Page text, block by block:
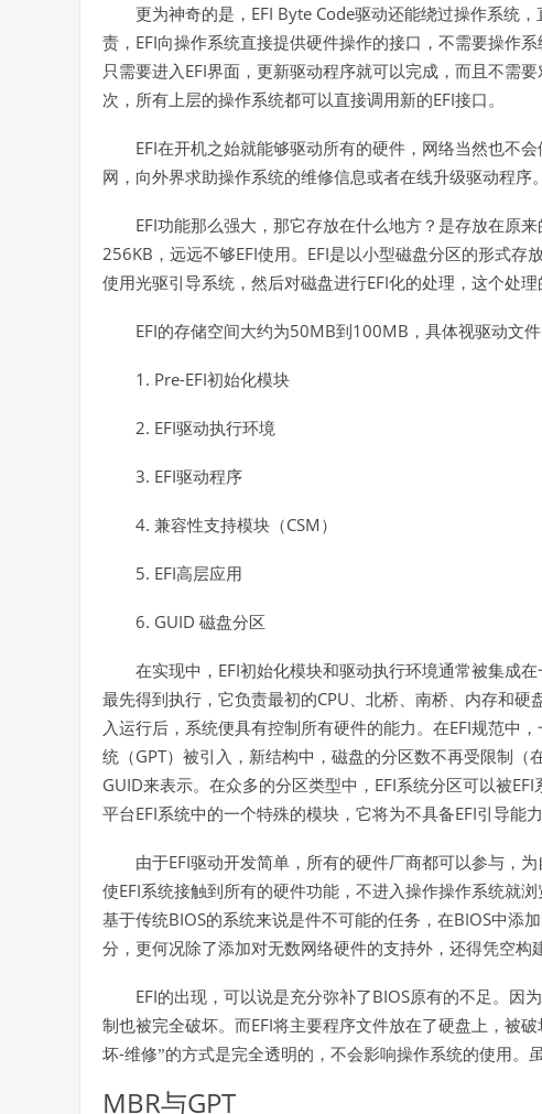
更为神奇的是， EFI Byte Code驱动还能绕过操作系统，
责， EFI向操作系统直接提供硬件操作的接口，不需要操作
只需要进入 EFI界面，更新驱动程序就可以完成，而且不需
次，所有上层的操作系统都可以直接调用新的EFI接口。
EFI在开机之始就能够驱动所有的硬件，网络当然也不会
网，向外界求助操作系统的维修信息或者在线升级驱动程序。
EFI功能那么强大，那它存放在什么地方？是存放在原来
256KB ，远远不够EFI使用。 EFI是以小型磁盘分区的形式存
使用光驱引导系统，然后对磁盘进行EFI化的处理，这个处
EFI的存储空间大约为50MB到 100MB ，具体视驱动文
1. Pre-EFI初始化模块
2. EFI驱动执行环境
3. EFI驱动程序
4. 兼容性支持模块（CSM ）
5. EFI高层应用
6. GUID 磁盘分区
在实现中， EFI初始化模块和驱动执行环境通常被集成在
最先得到执行，它负责最初的CPU 、北桥、南桥、内存和硬
入运行后，系统便具有控制所有硬件的能力。在EFI规范中，
统（GPT）被引入，新结构中，磁盘的分区数不再受限制（
GUID来表示。在众多的分区类型中， EFI系统分区可以被EFI
平台EFI系统中的一个特殊的模块，它将为不具备EFI引导能
由于EFI驱动开发简单，所有的硬件厂商都可以参与，
使EFI系统接触到所有的硬件功能，不进入操作操作系统就
基于传统BIOS的系统来说是件不可能的任务，在BIOS中添
分，更何况除了添加对无数网络硬件的支持外，还得凭空构
EFI的出现，可以说是充分弥补了BIOS原有的不足。因为
制也被完全破坏。而EFI将主要程序文件放在了硬盘上，被
坏-维修”的方式是完全透明的，不会影响操作系统的使用。
MBR与GPT